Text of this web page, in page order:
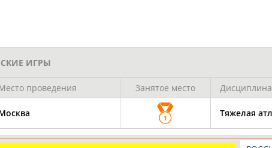
о хорошо известном спортсмене, тренере,
должна знать своих героев! Герои спорта - это одни из
Адлан
АБДУРАШИДОВ
Магомед
ИГРЫ
проведения Занятое место Дисциплина
1 Тяжелая